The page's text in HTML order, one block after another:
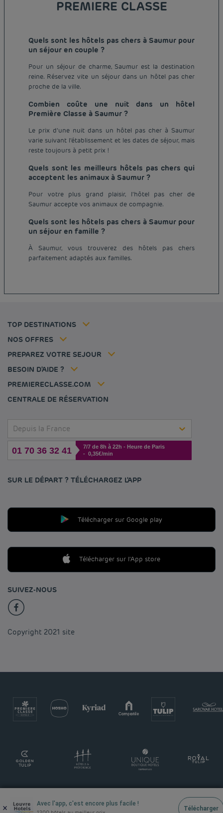
PREMIERE CLASSE
Quels sont les hôtels pas chers à Saumur pour
un séjour en couple ?
Pour un séjour de charme, Saumur est la destination
reine. Réservez vite un séjour dans un hôtel pas cher
proche de la ville.
Combien coûte une nuit dans un hôtel
Première Classe à Saumur ?
Le prix d’une nuit dans un hôtel pas cher à Saumur
varie suivant l’établissement et les dates de séjour, mais
reste toujours à petit prix !
Quels sont les meilleurs hôtels pas chers qui
acceptent les animaux à Saumur ?
Pour votre plus grand plaisir, l’hôtel pas cher de
Saumur accepte vos animaux de compagnie.
Quels sont les hôtels pas chers à Saumur pour
un séjour en famille ?
À Saumur, vous trouverez des hôtels pas chers
parfaitement adaptés aux familles.
TOP DESTINATIONS
Hôtel pas cher Paris
Hôtel pas cher Lyon
Hôtel pas cher Marseille
Hôtel pas cher Toulouse
NOS OFFRES
Solutions pro
PREPAREZ VOTRE SEJOUR
Ma réservation
Hôtels et inspirations
BESOIN D'AIDE ?
PREMIERECLASSE.COM
Politiques de taxes
Espace carrière
CENTRALE DE RÉSERVATION
Depuis la France
01 70 36 32 41
7/7 de 8h à 22h - Heure de Paris
- 0,35€/min
SUR LE DÉPART ? TÉLÉCHARGEZ L'APP
Télécharger sur Google play
Télécharger sur l'App store
SUIVEZ-NOUS
Copyright 2021 site
× Avec l'app, c'est encore plus facile !
Télécharger